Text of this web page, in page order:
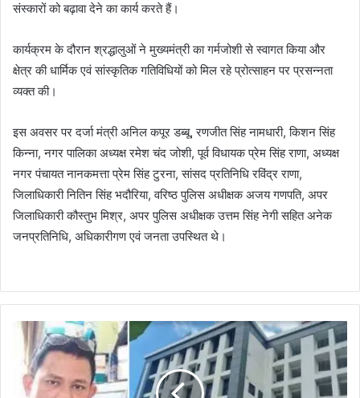
संस्कारों को बढ़ावा देने का कार्य करते हैं।
कार्यक्रम के दौरान श्रद्धालुओं ने मुख्यमंत्री का गर्मजोशी से स्वागत किया और
क्षेत्र की धार्मिक एवं सांस्कृतिक गतिविधियों को मिल रहे प्रोत्साहन पर प्रसन्नता
व्यक्त की।
इस अवसर पर दर्जा मंत्री अनिल कपूर डब्बू, रणजीत सिंह नामधारी, किशन सिंह
किन्ना, नगर पालिका अध्यक्ष रमेश चंद जोशी, पूर्व विधायक प्रेम सिंह राणा, अध्यक्ष
नगर पंचायत नानकमत्ता प्रेम सिंह टुरना, सांसद प्रतिनिधि रविंद्र राणा,
जिलाधिकारी नितिन सिंह भदौरिया, वरिष्ठ पुलिस अधीक्षक अजय गणपति, अपर
जिलाधिकारी कौस्तुभ मिश्र, अपर पुलिस अधीक्षक उत्तम सिंह नेगी सहित अनेक
जनप्रतिनिधि, अधिकारीगण एवं जनता उपस्थित थे।